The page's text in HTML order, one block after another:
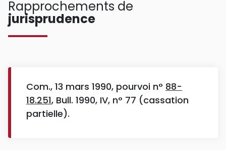
Rapprochements de
jurisprudence
Com., 13 mars 1990, pourvoi n° 88-
18.251, Bull. 1990, IV, n° 77 (cassation
partielle).